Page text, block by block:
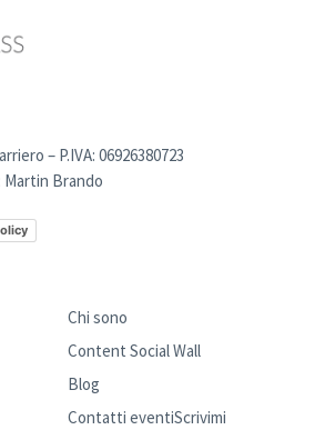
– P.IVA: 06926380723
Martin Brando
Chi sono
Content Social Wall
Blog
Contatti eventiScrivimi